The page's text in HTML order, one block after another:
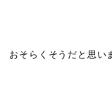
おそらくそうだと思い